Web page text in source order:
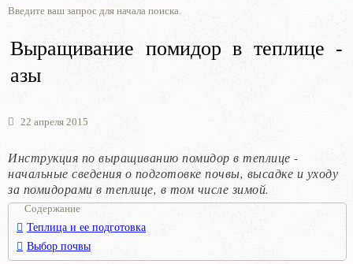
Введите ваш запрос для начала поиска.
Выращивание помидор в теплице -
азы
22 апреля 2015
Инструкция по выращиванию помидор в теплице -
начальные сведения о подготовке почвы, высадке и уходу
за помидорами в теплице, в том числе зимой.
Содержание
Теплица и ее подготовка
Выбор почвы